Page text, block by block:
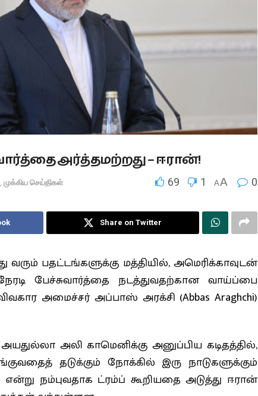
அர்த்தமற்றது – ஈரான்!
முக்கிய செய்திகள் 69 1 AA 0
Share on Twitter
வரும் பதட்டங்களுக்கு மத்தியில், அமெரிக்காவுடன்
பேச்சுவார்த்தை நடத்துவதற்கான வாய்ப்பை
அமைச்சர் அப்பாஸ் அரக்சி (Abbas Araghchi)
அலி காமெனிக்கு அனுப்பிய கடிதத்தில்,
தடுக்கும் நோக்கில் இரு நாடுகளுக்கும்
நம்புவதாக ட்ரம்ப் கூறியதை அடுத்து ஈரான்